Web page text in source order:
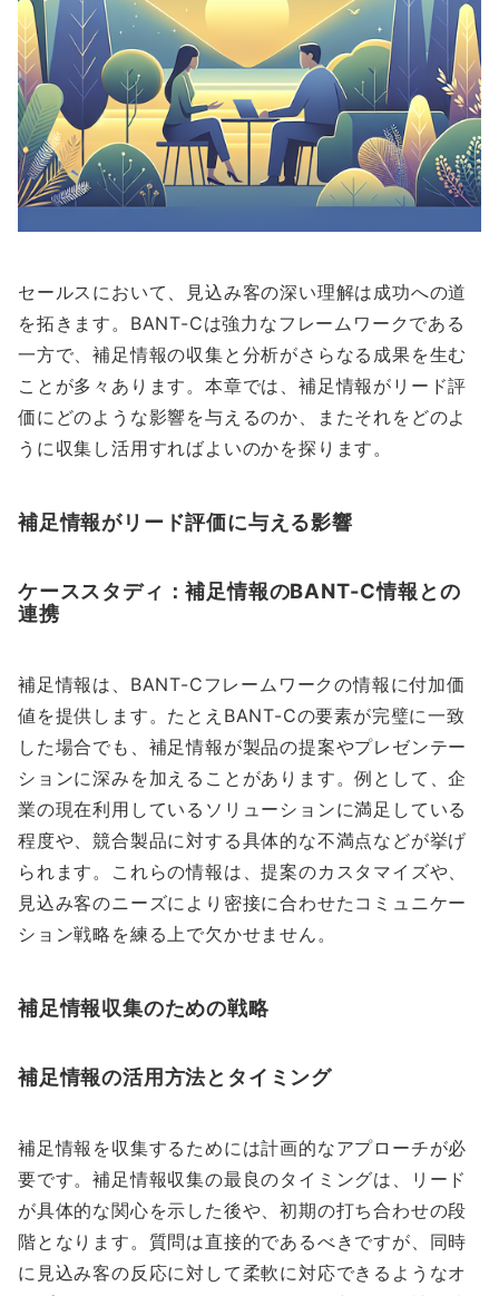
セールスにおいて、見込み客の深い理解は成功への道
を拓きます。BANT-Cは強力なフレームワークである
一方で、補足情報の収集と分析がさらなる成果を生む
ことが多々あります。本章では、補足情報がリード評
価にどのような影響を与えるのか、またそれをどのよ
うに収集し活用すればよいのかを探ります。
補足情報がリード評価に与える影響
ケーススタディ：補足情報のBANT-C情報との
連携
補足情報は、BANT-Cフレームワークの情報に付加価
値を提供します。たとえBANT-Cの要素が完璧に一致
した場合でも、補足情報が製品の提案やプレゼンテー
ションに深みを加えることがあります。例として、企
業の現在利用しているソリューションに満足している
程度や、競合製品に対する具体的な不満点などが挙げ
られます。これらの情報は、提案のカスタマイズや、
見込み客のニーズにより密接に合わせたコミュニケー
ション戦略を練る上で欠かせません。
補足情報収集のための戦略
補足情報の活用方法とタイミング
補足情報を収集するためには計画的なアプローチが必
要です。補足情報収集の最良のタイミングは、リード
が具体的な関心を示した後や、初期の打ち合わせの段
階となります。質問は直接的であるべきですが、同時
に見込み客の反応に対して柔軟に対応できるようなオ